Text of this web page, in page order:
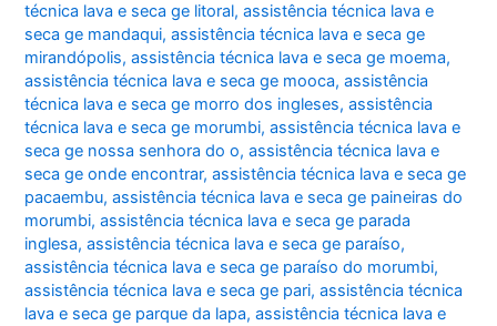
técnica lava e seca ge litoral,assistência técnica lava e
seca ge mandaqui,assistência técnica lava e seca ge
mirandópolis,assistência técnica lava e seca ge moema,
assistência técnica lava e seca ge mooca,assistência
técnica lava e seca ge morro dos ingleses,assistência
técnica lava e seca ge morumbi,assistência técnica lava e
seca ge nossa senhora do o,assistência técnica lava e
seca ge onde encontrar,assistência técnica lava e seca ge
pacaembu,assistência técnica lava e seca ge paineiras do
morumbi,assistência técnica lava e seca ge parada
inglesa,assistência técnica lava e seca ge paraíso,
assistência técnica lava e seca ge paraíso do morumbi,
assistência técnica lava e seca ge pari,assistência técnica
lava e seca ge parque da lapa,assistência técnica lava e